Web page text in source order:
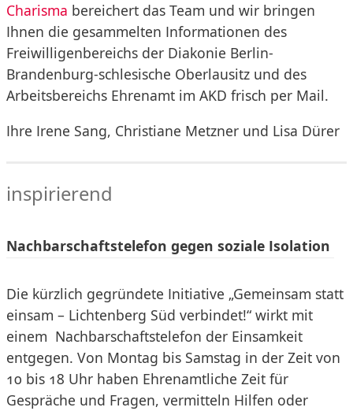
Charisma bereichert das Team und wir bringen
Ihnen die gesammelten Informationen des
Freiwilligenbereichs der Diakonie Berlin-
Brandenburg-schlesische Oberlausitz und des
Arbeitsbereichs Ehrenamt im AKD frisch per Mail.
Ihre Irene Sang, Christiane Metzner und Lisa Dürer
inspirierend
Nachbarschaftstelefon gegen soziale Isolation
Die kürzlich gegründete Initiative „Gemeinsam statt
einsam – Lichtenberg Süd verbindet!“ wirkt mit
einem Nachbarschaftstelefon der Einsamkeit
entgegen. Von Montag bis Samstag in der Zeit von
10 bis 18 Uhr haben Ehrenamtliche Zeit für
Gespräche und Fragen, vermitteln Hilfen oder